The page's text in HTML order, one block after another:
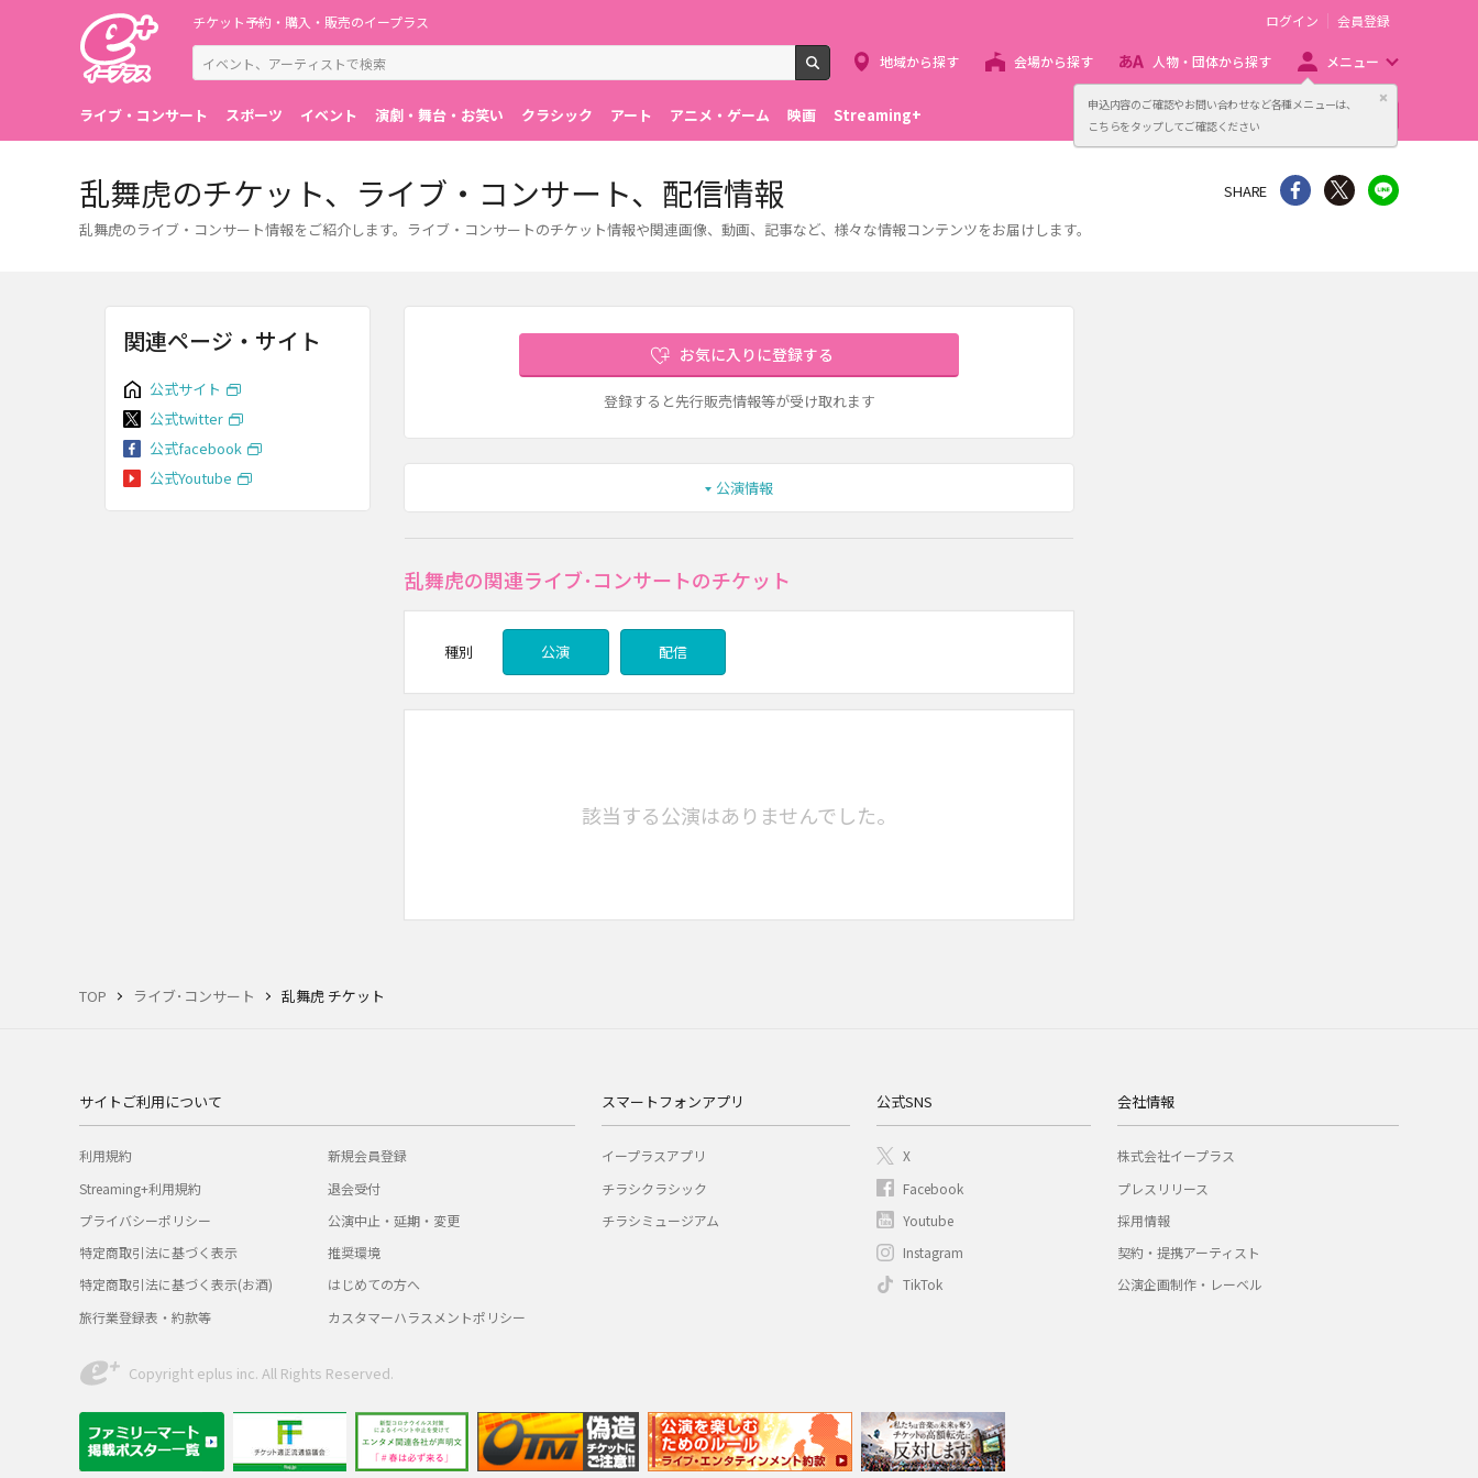
申込内容のご確認やお問い合わせなど各種メニューは、
こちらをタップしてご確認ください
閉じる
チケット予約・購入・販売のイープラス
検索
ログイン 会員登録
地域から探す 会場から探す 人物・団体から探す メニュー
ライブ・コンサート スポーツ イベント 演劇・舞台・お笑い クラシック アート アニメ・ゲーム 映画 Streaming+ 主催者向け販売サービス
TOP ライブ･コンサート 乱舞虎 チケット
乱舞虎のチケット、ライブ・コンサート、配信情報
乱舞虎のライブ・コンサート情報をご紹介します。ライブ・コンサートのチケット情報や関連画像、動画、記事など、様々な情報コンテンツをお届けします。
SHARE シェア Twitter
お気に入りに登録する
登録すると先行販売情報等が受け取れます
公演情報
乱舞虎の関連ライブ･コンサートのチケット
種別 公演 配信
該当する公演はありませんでした。
関連ページ・サイト
公式サイト
公式twitter
公式facebook
公式Youtube
サイトご利用について
利用規約
Streaming+利用規約
プライバシーポリシー
特定商取引法に基づく表示
特定商取引法に基づく表示(お酒)
旅行業登録表・約款等
新規会員登録
退会受付
公演中止・延期・変更
推奨環境
はじめての方へ
カスタマーハラスメントポリシー
スマートフォンアプリ
イープラスアプリ
チラシクラシック
チラシミュージアム
公式SNS
X
Facebook
Youtube
Instagram
TikTok
会社情報
株式会社イープラス
プレスリリース
採用情報
契約・提携アーティスト
公演企画制作・レーベル
Copyright eplus inc. All Rights Reserved.